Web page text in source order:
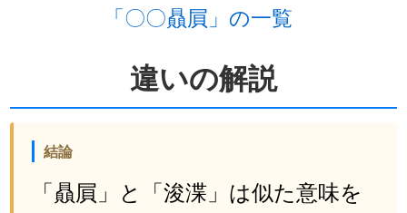
「〇〇贔屓」の一覧
違いの解説
結論
「贔屓」と「浚渫」は似た意味を